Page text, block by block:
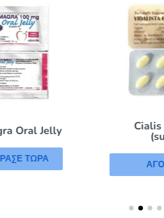
Jelly
ΤΩΡΑ
Cialis